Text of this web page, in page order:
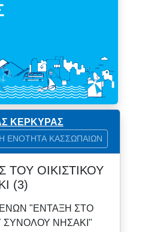
ΚΕΡΚΥΡΑΣ
ΕΝΟΤΗΤΑ ΚΑΣΣΩΠΑΙΩΝ
ΤΟΥ ΟΙΚΙΣΤΙΚΟΥ
(3)
"ΕΝΤΑΞΗ ΣΤΟ
ΣΥΝΟΛΟΥ ΝΗΣΑΚΙ"